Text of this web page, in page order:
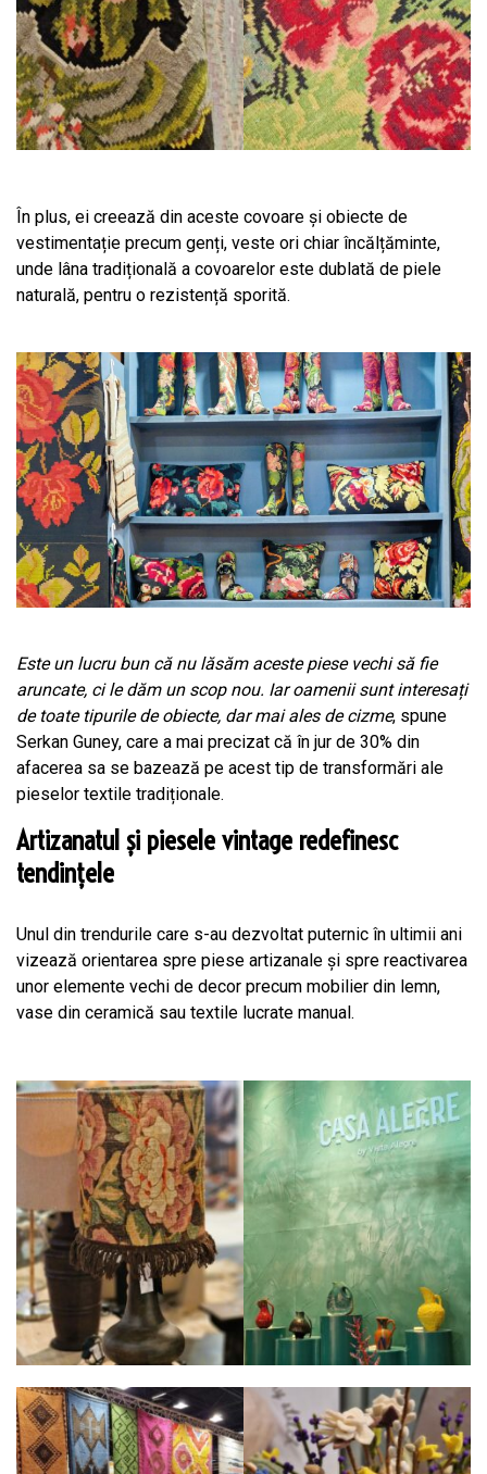
În plus, ei creează din aceste covoare și obiecte de
vestimentație precum genți, veste ori chiar încălțăminte,
unde lâna tradițională a covoarelor este dublată de piele
naturală, pentru o rezistență sporită.
Este un lucru bun că nu lăsăm aceste piese vechi să fie
aruncate, ci le dăm un scop nou. Iar oamenii sunt interesați
de toate tipurile de obiecte, dar mai ales de cizme, spune
Serkan Guney, care a mai precizat că în jur de 30% din
afacerea sa se bazează pe acest tip de transformări ale
pieselor textile tradiționale.
Artizanatul și piesele vintage redefinesc
tendințele
Unul din trendurile care s-au dezvoltat puternic în ultimii ani
vizează orientarea spre piese artizanale și spre reactivarea
unor elemente vechi de decor precum mobilier din lemn,
vase din ceramică sau textile lucrate manual.